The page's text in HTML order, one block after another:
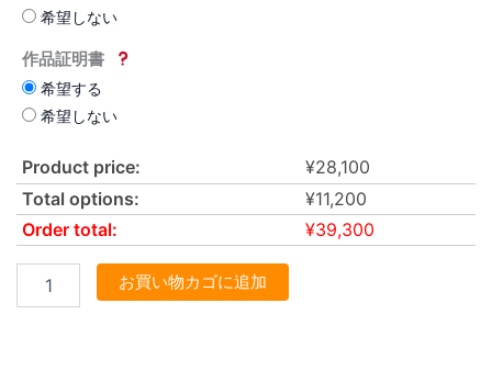
希望しない
作品証明書
希望する
希望しない
Product price: ¥28,100
Total options:
¥11,200
Order total:
¥39,300
お買い物カゴに追加